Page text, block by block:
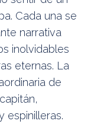
Cada una se
narrativa
inolvidables
eternas. La
de
espinilleras.